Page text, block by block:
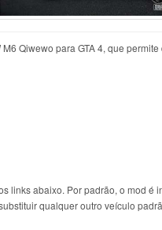
Qiwewo para GTA 4, que
links abaixo. Por padrão, o mod
qualquer outro veículo